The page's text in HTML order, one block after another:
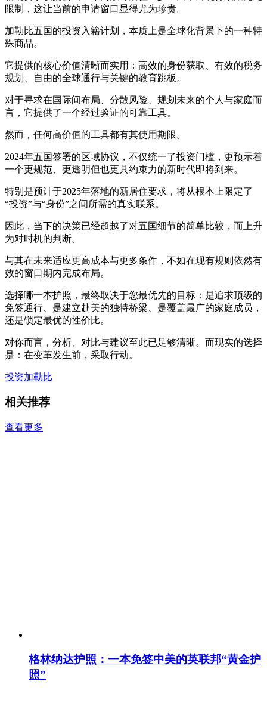
限制，这让当前的申请窗口显得尤为珍贵。
加勒比五国的投资入籍计划，本质上是全球化背景下的一种特
殊商品。
它提供的核心价值清晰而实用：高效的身份获取、有效的税务
规划、自由的全球通行与关键的教育跳板。
对于寻求在国际间布局、分散风险、规划未来的个人与家庭而
言，它提供了一个经过验证的可靠工具。
然而，任何高价值的工具都有其使用期限。
2024年五国签署的区域协议，不仅统一了投资门槛，更预示着
一个更规范、更透明但也更具约束力的新时代即将到来。
特别是预计于2025年落地的新居住要求，将从根本上限定了
“投资”与“身份”之间所需的真实联系。
因此，当下的决策已经超越了对五国细节的简单比较，而上升
为对时机的判断。
与其在未来适应更高成本与更多条件，不如在现有规则依然有
效的窗口期内完成布局。
选择哪一本护照，最终取决于您最优先的目标：是追求顶级的
免签通行、是建立赴美的独特桥梁、是覆盖最广的家庭成员，
还是锁定最优的性价比。
对你而言，分析、对比与建议至此已足够清晰。而现实的选择
是：在变革发生前，采取行动。
投资加勒比
相关推荐
查看更多
格林纳达护照：一本免签中美的英联邦“黄金护
照”